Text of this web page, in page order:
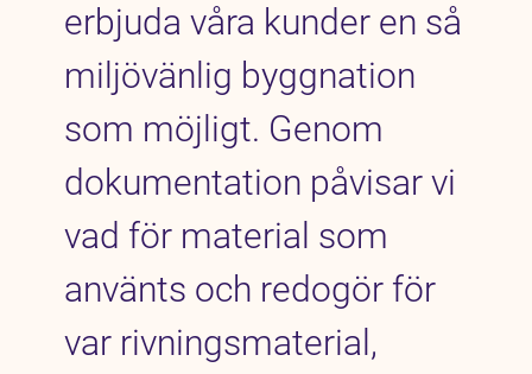
erbjuda våra kunder en så
miljövänlig byggnation
som möjligt. Genom
dokumentation påvisar vi
vad för material som
använts och redogör för
var rivningsmaterial,